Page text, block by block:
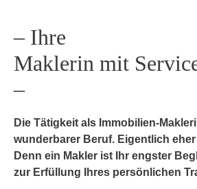
– Ihre
Maklerin mit
–
Die Tätigkeit als Immobilien-
wunderbarer Beruf. Eigentlich
Denn ein Makler ist Ihr engster
zur Erfüllung Ihres persönlichen